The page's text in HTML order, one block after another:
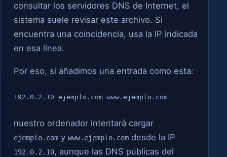
consultar los servidores DNS de Internet, el
sistema suele revisar este archivo. Si
encuentra una coincidencia, usa la IP indicada
en esa línea.
Por eso, si añadimos una entrada como esta:
192.0.2.10 ejemplo.com www.ejemplo.com
nuestro ordenador intentará cargar
ejemplo.comy www.ejemplo.comdesde la IP
192.0.2.10, aunque las DNS públicas del